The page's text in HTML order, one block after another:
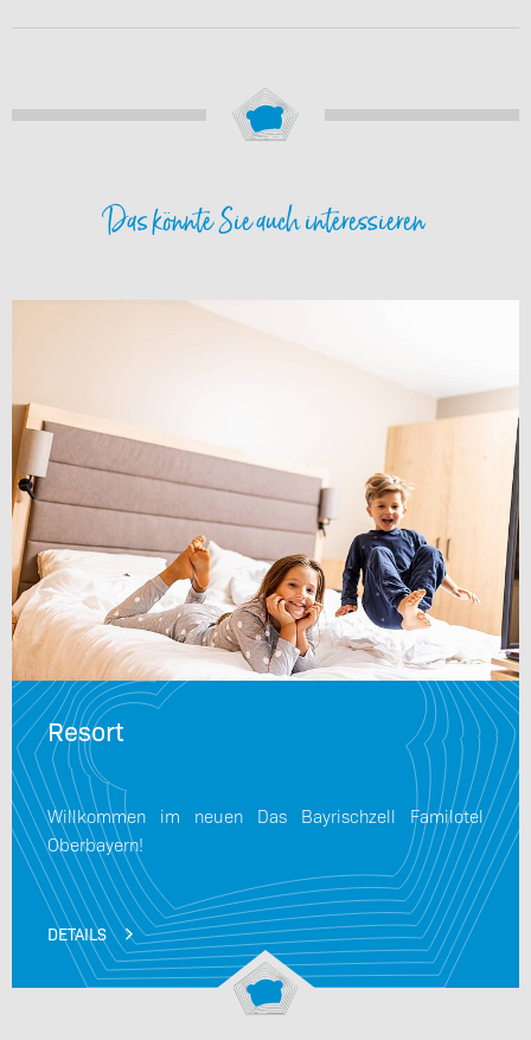
Das könnte Sie auch interessieren
Resort
Willkommen im neuen Das Bayrischzell Familotel
Oberbayern!
DETAILS